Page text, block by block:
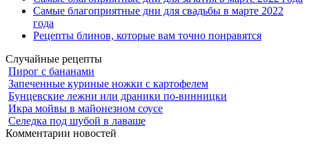
Самые благоприятные дни для свадьбы в марте 2022
года
Рецепты блинов, которые вам точно понравятся
Случайные рецепты
Пирог с бананами
Запеченные куриные ножки с картофелем
Бунцевские лежни или драники по-винницки
Икра мойвы в майонезном соусе
Селедка под шубой в лаваше
Комментарии новостей